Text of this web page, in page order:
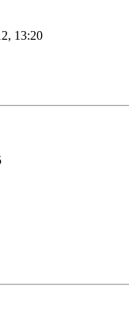
13:20